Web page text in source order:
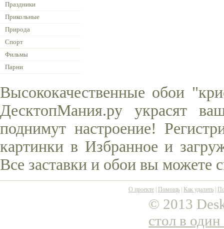
Праздники
Прикольные
Природа
Спорт
Фильмы
Парни
Высококачественные обои
ДесктопМания.ру украсят
поднимут настроение!
картинки в Избранное и
Все заставки и обои вы можете
О проекте Помощь Как удалить
© 2013
стол в